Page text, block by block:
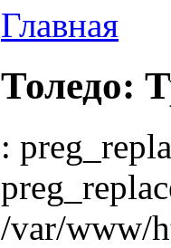
Главная
Толедо:
:
/var/www/